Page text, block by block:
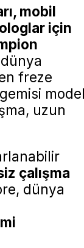
mobil
için
freze
uzun
çalışma
dünya